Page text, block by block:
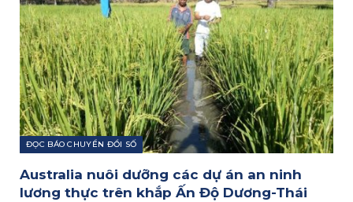
ĐỌC BÁO CHUYỂN ĐỔI SỐ
Australia nuôi dưỡng các dự án an ninh
lương thực trên khắp Ấn Độ Dương-Thái